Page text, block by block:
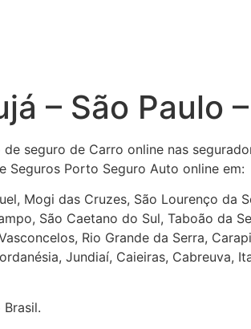
– São Paulo
seguro de Carro online nas
Seguros Porto Seguro Auto online em:
Mogi das Cruzes, São Lourenço da
São Caetano do Sul, Taboão da
Rio Grande da Serra,
Jundiaí, Caieiras, Cabreuva,